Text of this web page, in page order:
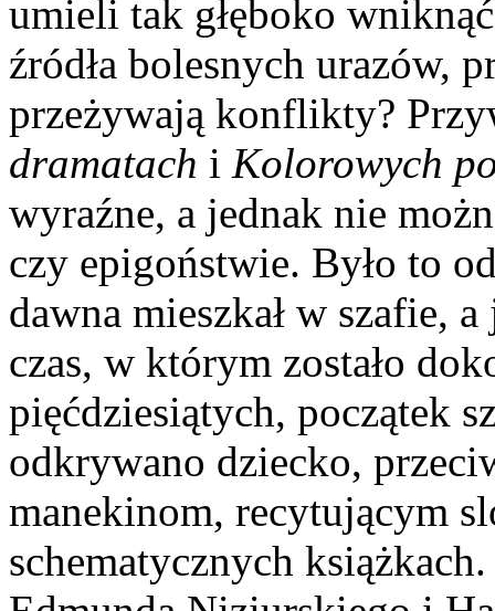
umieli tak głęboko
źródła bolesnych urazów,
przeżywają konflikty?
dramatach i Kolorowych
wyraźne, a jednak nie
czy epigoństwie. Było to
dawna mieszkał w szafie,
czas, w którym zostało
pięćdziesiątych, początek
odkrywano dziecko,
manekinom, recytującym
schematycznych